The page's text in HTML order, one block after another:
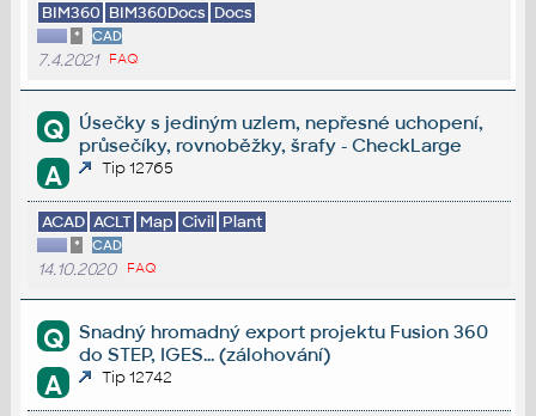
BIM360 BIM360Docs Docs
* CAD
7.4.2021 FAQ
Q
Úsečky s jediným uzlem, nepřesné uchopení,
průsečíky, rovnoběžky, šrafy - CheckLarge
A Tip 12765
ACAD ACLT Map Civil Plant
* CAD
14.10.2020 FAQ
Q
Snadný hromadný export projektu Fusion 360
do STEP, IGES... (zálohování)
A Tip 12742